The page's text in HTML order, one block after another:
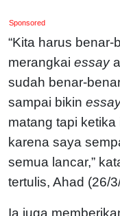
Sponsored
“Kita harus
merangkai essay
sudah benar-
sampai bikin
matang tapi
karena saya
semua lancar,”
tertulis, Ahad (26/
Ia juga